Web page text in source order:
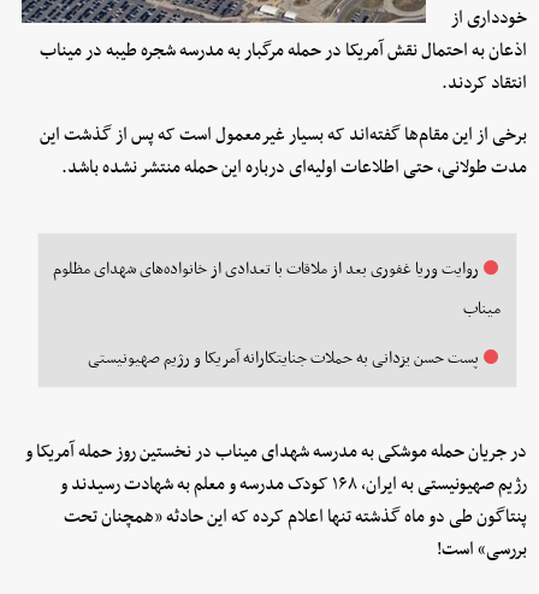
خودداری از
اذعان به احتمال نقش آمریکا در حمله مرگبار به مدرسه شجره طیبه در میناب
انتقاد کردند.
برخی از این مقام‌ها گفته‌اند که بسیار غیرمعمول است که پس از گذشت این
مدت طولانی، حتی اطلاعات اولیه‌ای درباره این حمله منتشر نشده باشد.
روایت وریا غفوری بعد از ملاقات با تعدادی از خانواده‌های شهدای مظلوم
میناب
پست حسن یزدانی به حملات جنایتکارانه آمریکا و رژیم صهیونیستی
در جریان حمله موشکی به مدرسه شهدای میناب در نخستین روز حمله آمریکا و
رژیم صهیونیستی به ایران، ۱۶۸ کودک مدرسه و معلم به شهادت رسیدند و
پنتاگون طی دو ماه گذشته تنها اعلام کرده که این حادثه «همچنان تحت
بررسی» است!